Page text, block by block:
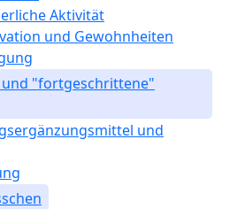
Aktivität
und Gewohnheiten
"fortgeschrittene"
und